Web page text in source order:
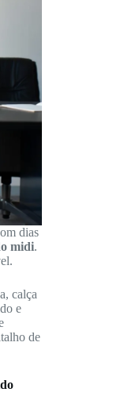
dias
midi.
calça
e
de